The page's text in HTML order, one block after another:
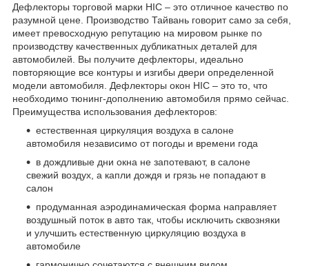
Дефлекторы торговой марки HIC – это отличное качество по
разумной цене. Производство Тайвань говорит само за себя,
имеет превосходную репутацию на мировом рынке по
производству качественных дубликатных деталей для
автомобилей. Вы получите дефлекторы, идеально
повторяющие все контуры и изгибы двери определенной
модели автомобиля. Дефлекторы окон HIC – это то, что
необходимо тюнинг-дополнению автомобиля прямо сейчас.
Преимущества использования дефлекторов:
естественная циркуляция воздуха в салоне
автомобиля независимо от погоды и времени года
в дождливые дни окна не запотевают, в салоне
свежий воздух, а капли дождя и грязь не попадают в
салон
продуманная аэродинамическая форма направляет
воздушный поток в авто так, чтобы исключить сквозняки
и улучшить естественную циркуляцию воздуха в
автомобиле